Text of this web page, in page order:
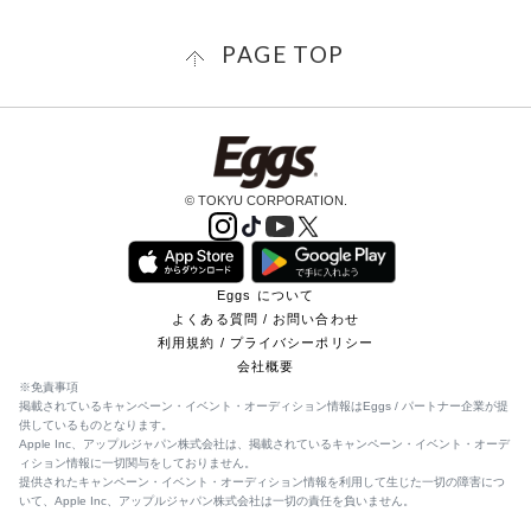
PAGE TOP
© TOKYU CORPORATION.
Eggs について
よくある質問 / お問い合わせ
利用規約 / プライバシーポリシー
会社概要
※免責事項
掲載されているキャンペーン・イベント・オーディション情報はEggs / パートナー企業が提
供しているものとなります。
Apple Inc、アップルジャパン株式会社は、掲載されているキャンペーン・イベント・オーデ
ィション情報に一切関与をしておりません。
提供されたキャンペーン・イベント・オーディション情報を利用して生じた一切の障害につ
いて、Apple Inc、アップルジャパン株式会社は一切の責任を負いません。